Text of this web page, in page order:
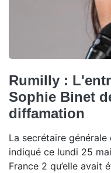
Rumilly :
Sophie Binet
diffamation
La secrétaire générale
indiqué ce lundi 25
France 2 qu’elle avait